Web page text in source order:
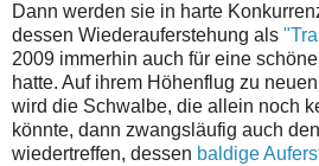
Dann werden sie in harte
dessen Wiederauferstehung als
2009 immerhin auch für eine
hatte. Auf ihrem Höhenflug zu
wird die Schwalbe, die allein noch
könnte, dann zwangsläufig auch
wiedertreffen, dessen baldige